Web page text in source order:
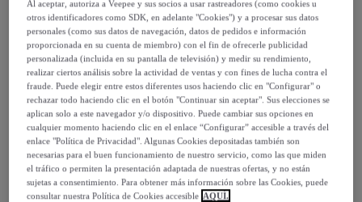
-30%
Vendido porTHE-ARE
Entrega
Entrega desde3,87 €
Gratis desde 89 € de compra
Al aceptar, autoriza a Veepee y sus socios a usar rastreadores (como cookies u
otros identificadores como SDK, en adelante "Cookies") y a procesar sus datos
personales (como sus datos de navegación, datos de pedidos e información
proporcionada en su cuenta de miembro) con el fin de ofrecerle publicidad
personalizada (incluida en su pantalla de televisión) y medir su rendimiento,
realizar ciertos análisis sobre la actividad de ventas y con fines de lucha contra el
fraude. Puede elegir entre estos diferentes usos haciendo clic en "Configurar" o
rechazar todo haciendo clic en el botón "Continuar sin aceptar". Sus elecciones se
aplican solo a este navegador y/o dispositivo. Puede cambiar sus opciones en
cualquier momento haciendo clic en el enlace “Configurar” accesible a través del
enlace "Política de Privacidad". Algunas Cookies depositadas también son
necesarias para el buen funcionamiento de nuestro servicio, como las que miden
el tráfico o permiten la presentación adaptada de nuestras ofertas, y no están
sujetas a consentimiento. Para obtener más información sobre las Cookies, puede
consultar nuestra Política de Cookies accesible AQUÍ.